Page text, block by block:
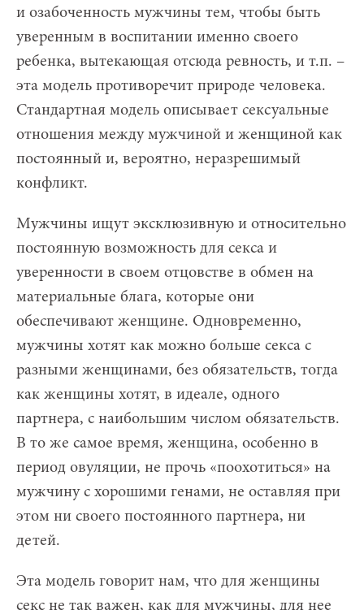
и озабоченность мужчины тем, чтобы быть
уверенным в воспитании именно своего
ребенка, вытекающая отсюда ревность, и т.п. –
эта модель противоречит природе человека.
Стандартная модель описывает сексуальные
отношения между мужчиной и женщиной как
постоянный и, вероятно, неразрешимый
конфликт.
Мужчины ищут эксклюзивную и относительно
постоянную возможность для секса и
уверенности в своем отцовстве в обмен на
материальные блага, которые они
обеспечивают женщине. Одновременно,
мужчины хотят как можно больше секса с
разными женщинами, без обязательств, тогда
как женщины хотят, в идеале, одного
партнера, с наибольшим числом обязательств.
В то же самое время, женщина, особенно в
период овуляции, не прочь «поохотиться» на
мужчину с хорошими генами, не оставляя при
этом ни своего постоянного партнера, ни
детей.
Эта модель говорит нам, что для женщины
секс не так важен, как для мужчины, для нее